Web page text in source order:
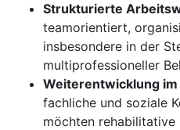
Strukturierte
teamorientiert,
insbesondere in der
multiprofessioneller
Weiterentwicklung im
fachliche und soziale
möchten rehabilitative